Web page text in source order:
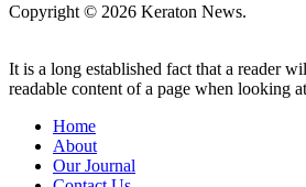
Copyright © 2026 Keraton News.
It is a long established fact that a reader
readable content of a page when looking
Home
About
Our Journal